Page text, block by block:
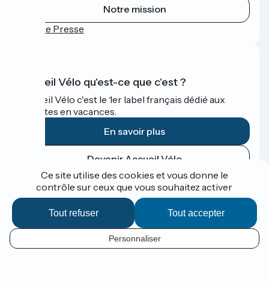
FR
Notre mission
Espace Presse
Accueil Vélo qu'est-ce que c'est ?
Accueil Vélo c'est le 1er label français dédié aux
cyclistes en vacances.
En savoir plus
Devenir Accueil Vélo
Financé dans le cadre de Destination France
Espace Presse
Ce site utilise des cookies et vous donne le
contrôle sur ceux que vous souhaitez activer
Tout accepter
Tout refuser
Personnaliser